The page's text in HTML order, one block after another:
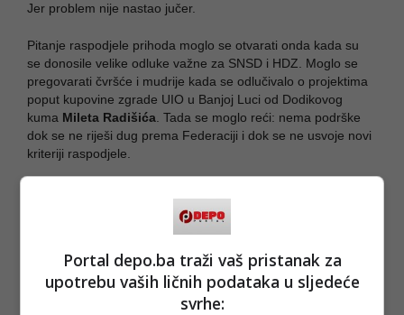
Jer problem nije nastao jučer.
Pitanje raspodjele prihoda moglo se otvarati onda kada su
se donosile velike odluke važne za SNSD i HDZ. Moglo se
pregovarati čvršće i mudrije kada se odlučivalo o projektima
poput kupovine zgrade UIO u Banjoj Luci od Dodikovog
kuma Mileta Radišića . Tada se moglo reći: nema podrške
dok se ne riješi dug prema Federaciji i dok se ne usvoje novi
kriteriji raspodjele.
Umjesto toga, sve je ostavljeno za kraj, a onda je preko
nadoknaditi ono što je ranije politički propušteno.
I upravo tu dolazimo do ključne lekcije ove priče.
Portal depo.ba traži vaš pristanak za
upotrebu vaših ličnih podataka u sljedeće
svrhe: